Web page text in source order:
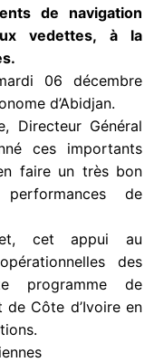
de navigation
vedettes, à la
06 décembre
d’Abidjan.
Directeur Général
ces importants
faire un très bon
de
cet appui au
des
programme de
de Côte d’Ivoire en